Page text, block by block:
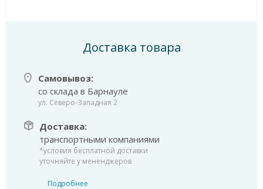
Доставка товара
Самовывоз:
со склада в Барнауле
ул. Северо-Западная 2
Доставка:
транспортными компаниями
*условия бесплатной доставки
уточняйте у мененджеров
Подробнее